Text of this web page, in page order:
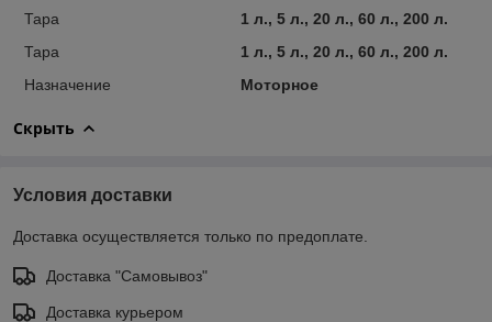
Тара
1 л., 5 л., 20 л., 60 л., 200 л.
Тара
1 л., 5 л., 20 л., 60 л., 200 л.
Назначение
Моторное
Скрыть
Условия доставки
Доставка осуществляется только по предоплате.
Доставка "Самовывоз"
Доставка курьером